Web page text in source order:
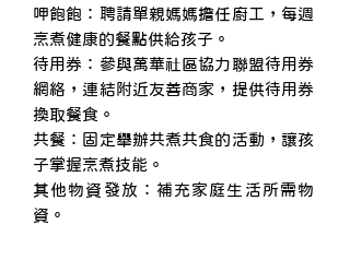
呷飽飽：聘請單親媽媽擔任廚工，每週
烹煮健康的餐點供給孩子。
待用券：參與萬華社區協力聯盟待用券
網絡，連結附近友善商家，提供待用券
換取餐食。
共餐：固定舉辦共煮共食的活動，讓孩
子掌握烹煮技能。
其他物資發放：補充家庭生活所需物
資。